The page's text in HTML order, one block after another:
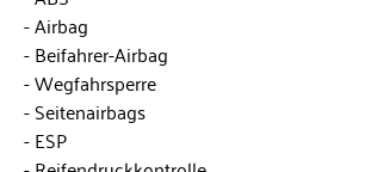
Airbag
Beifahrer-Airbag
Wegfahrsperre
Seitenairbags
ESP